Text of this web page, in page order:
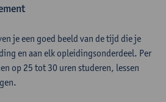
je een goed beeld van de tijd die je
en aan elk opleidingsonderdeel. Per
op 25 tot 30 uren studeren, lessen